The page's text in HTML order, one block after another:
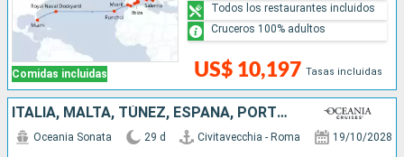
Comidas incluidas US$ 10,197 Tasas incluidas
Todos los restaurantes incluidos
Cruceros 100% adultos
ITALIA, MALTA, TÚNEZ, ESPAÑA, PORTUGAL, PUERTO RICO, ESTADOS UNIDOS
Oceania Sonata 29 d Civitavecchia - Roma 19/10/2028